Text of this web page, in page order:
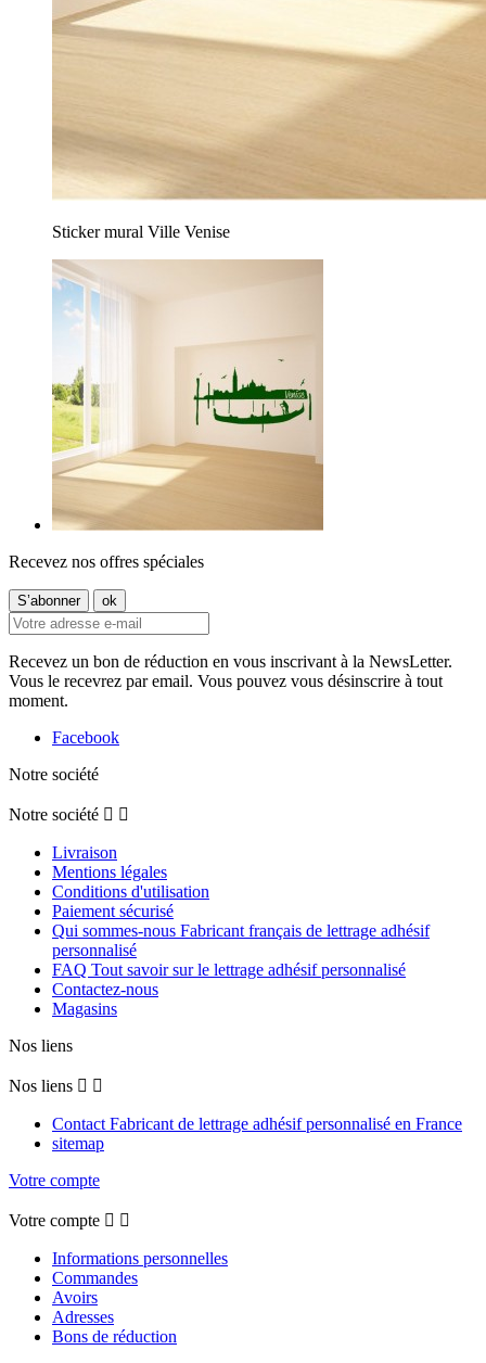
Sticker mural Ville Venise
Recevez nos offres spéciales
Recevez un bon de réduction en vous inscrivant à la NewsLetter.
Vous le recevrez par email. Vous pouvez vous désinscrire à tout
moment.
Facebook
Notre société
Notre société  
Livraison
Mentions légales
Conditions d'utilisation
Paiement sécurisé
Qui sommes-nous Fabricant français de lettrage adhésif
personnalisé
FAQ Tout savoir sur le lettrage adhésif personnalisé
Contactez-nous
Magasins
Nos liens
Nos liens  
Contact Fabricant de lettrage adhésif personnalisé en France
sitemap
Votre compte
Votre compte  
Informations personnelles
Commandes
Avoirs
Adresses
Bons de réduction